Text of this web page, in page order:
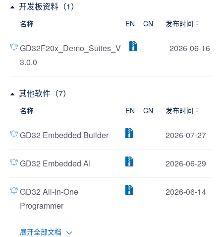
开发板资料（1）
名称 EN CN 发布时间
GD32F20x_Demo_Suites_V
3.0.0
2026-06-16
其他软件（7）
名称 EN CN 发布时间
GD32 Embedded Builder 2026-07-27
GD32 Embedded AI 2026-06-29
GD32 All-In-One
Programmer
2026-06-14
展开全部文档